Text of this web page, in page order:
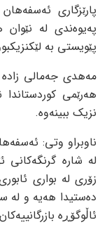
پارێزگاری
پەیوەندی لە
پێویستی بە
مەهدی جەمالی
هەرێمی کوردستاندا
نزیک ببینەوە.
ناوبراو وتی:
لە شارە گرنگەکانی
زۆری لە بواری
دەستیدا هەیە و لە
ئاڵوگۆڕە